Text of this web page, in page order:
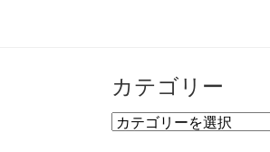
カテゴリー
カ